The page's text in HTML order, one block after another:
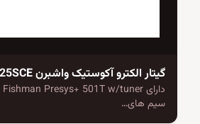
گیتار الکترو آکوستیک واشبرن G25SCE
سیم های…